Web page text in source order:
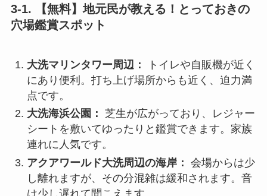
3-1. 【無料】地元民が教える！とっておきの
穴場鑑賞スポット
大洗マリンタワー周辺：
トイレや自販機が近く
にあり便利。打ち上げ場所からも近く、迫力満
点です。
大洗海浜公園： 芝生が広がっており、レジャー
シートを敷いてゆったりと鑑賞できます。家族
連れに人気です。
アクアワールド大洗周辺の海岸： 会場からは少
し離れますが、その分混雑は緩和されます。音
は少し遅れて聞こえます。